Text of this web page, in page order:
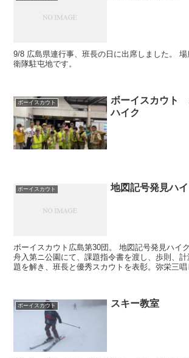
9/8 広島県連行事、班長の日に出席しました。
衛隊駐屯地です。
ボーイスカウト
ボーイスカウト
ハイク
ボーイスカウト 地図記号発見ハ
ボーイスカウト広島第30団。 地図記号発見ハイ
舟入第ニ公園にて、課題指令書を渡し、歩則、
題を解き、班長と優秀スカウトを表彰。弥栄三唱
ボーイスカウト スキー教室